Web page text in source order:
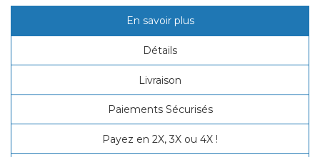
En savoir plus
Détails
Livraison
Paiements Sécurisés
Payez en 2X, 3X ou 4X !